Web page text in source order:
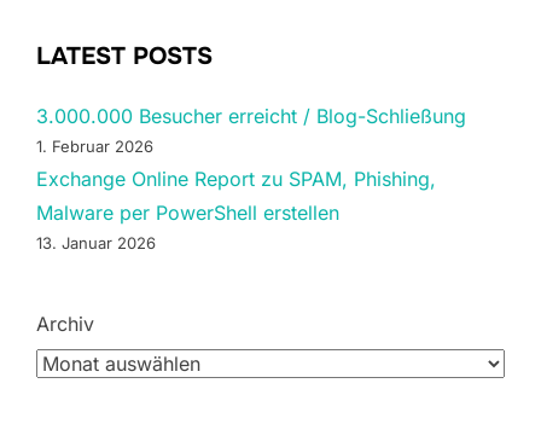
LATEST POSTS
3.000.000 Besucher erreicht / Blog-Schließung
1. Februar 2026
Exchange Online Report zu SPAM, Phishing,
Malware per PowerShell erstellen
13. Januar 2026
Archiv